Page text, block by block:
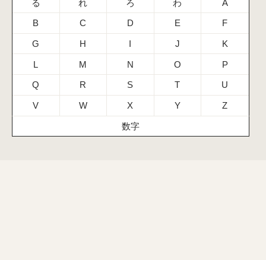
る れ ろ わ A
B C D E F
G H I J K
L M N O P
Q R S T U
V W X Y Z
数字